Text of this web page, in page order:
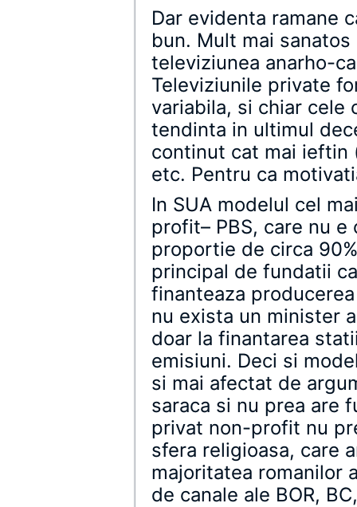
Dar evidenta ramane
bun. Mult mai
televiziunea anarho-
Televiziunile private
variabila, si chiar cele
tendinta in ultimul
continut cat mai ieftin
etc. Pentru ca
In SUA modelul cel
profit– PBS, care nu
proportie de circa
principal de fundatii
finanteaza
nu exista un minister
doar la finantarea
emisiuni. Deci si
si mai afectat de
saraca si nu prea are
privat non-profit nu
sfera religioasa, care
majoritatea romanilor
de canale ale BOR,